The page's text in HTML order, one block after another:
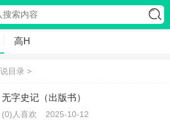
高H
目录 >
无字史记（出版书）
(0)人喜欢 2025-10-12